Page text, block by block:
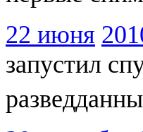
22 июня
запустил